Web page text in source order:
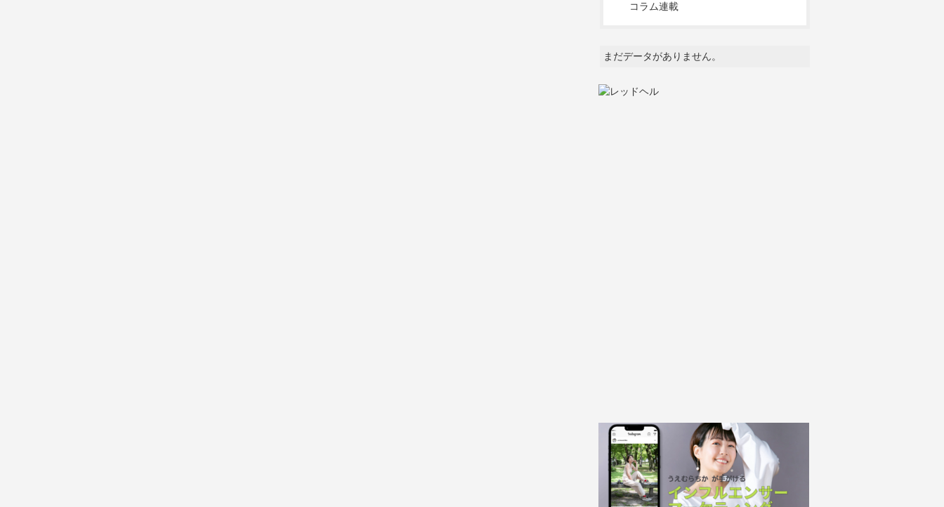
コラム連載
まだデータがありません。